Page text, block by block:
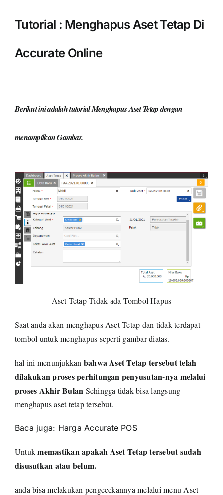
Tutorial : Menghapus Aset Tetap Di
Accurate Online
Berikut ini adalah tutorial Menghapus Aset Tetap dengan
menampilkan Gambar.
Aset Tetap Tidak ada Tombol Hapus
Saat anda akan menghapus Aset Tetap dan tidak terdapat
tombol untuk menghapus seperti gambar diatas.
hal ini menunjukkan bahwa Aset Tetap tersebut telah
dilakukan proses perhitungan penyusutan-nya melalui
proses Akhir Bulan Sehingga tidak bisa langsung
menghapus aset tetap tersebut.
Baca juga: Harga Accurate POS
Untukmemastikan apakah Aset Tetap tersebut sudah
disusutkan atau belum.
anda bisa melakukan pengecekannya melalui menu Aset